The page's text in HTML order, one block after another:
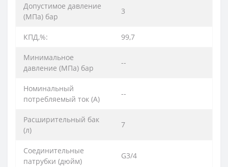
Допустимое давление
(МПа) бар
3
КПД,%: 99,7
Минимальное
давление (МПа) бар
--
Номинальный
потребляемый ток (A)
--
Расширительный бак
(л)
7
Соединительные
патрубки (дюйм)
G3/4